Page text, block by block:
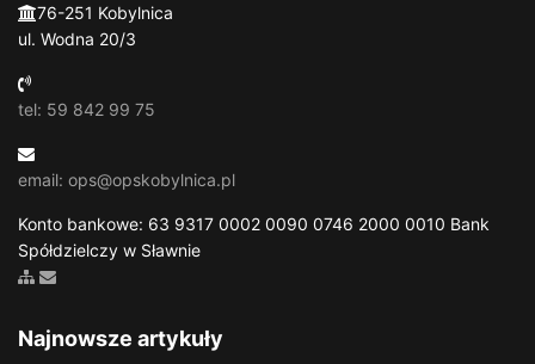
76-251 Kobylnica
ul. Wodna 20/3
tel: 59 842 99 75
email: ops@opskobylnica.pl
Konto bankowe: 63 9317 0002 0090 0746 2000 0010 Bank
Spółdzielczy w Sławnie
Zobacz mapę strony
Wyślij email
Najnowsze artykuły